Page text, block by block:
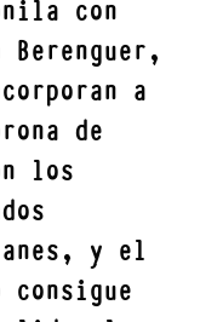
con
Berenguer,
a
de
los
y el
consigue